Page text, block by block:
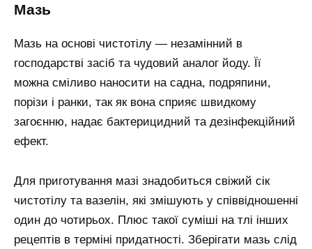
Мазь
Мазь на основі чистотілу — незамінний в
господарстві засіб та чудовий аналог йоду. Її
можна сміливо наносити на садна, подряпини,
порізи і ранки, так як вона сприяє швидкому
загоєнню, надає бактерицидний та дезінфекційний
ефект.
Для приготування мазі знадобиться свіжий сік
чистотілу та вазелін, які змішують у співвідношенні
один до чотирьох. Плюс такої суміші на тлі інших
рецептів в терміні придатності. Зберігати мазь слід